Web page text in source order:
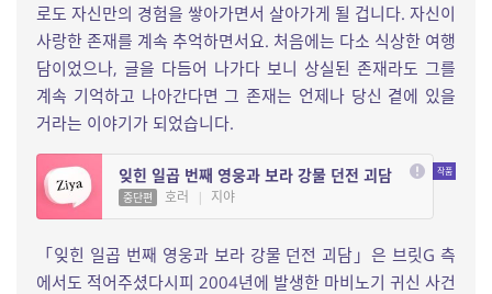
로도 자신만의 경험을 쌓아가면서 살아가게 될 겁니다. 자신이
사랑한 존재를 계속 추억하면서요. 처음에는 다소 식상한 여행
담이었으나, 글을 다듬어 나가다 보니 상실된 존재라도 그를
계속 기억하고 나아간다면 그 존재는 언제나 당신 곁에 있을
거라는 이야기가 되었습니다.
잊힌 일곱 번째 영웅과 보라 강물 던전 괴담
중단편 호러 | 지야
「잊힌 일곱 번째 영웅과 보라 강물 던전 괴담」은 브릿G 측
에서도 적어주셨다시피 2004년에 발생한 마비노기 귀신 사건